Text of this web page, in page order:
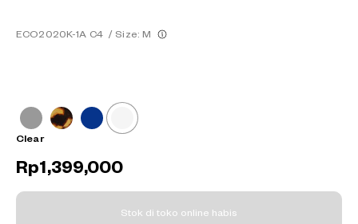
ECO2020K-1A C4 / Size: M
Clear
Rp1,399,000
Stok di toko online habis